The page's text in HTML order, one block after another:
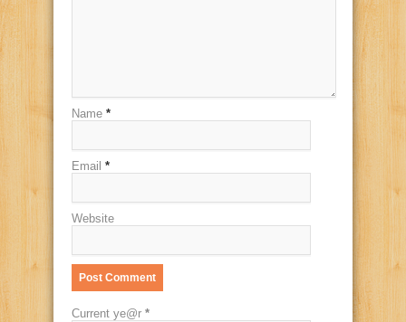
Name *
Email *
Website
Current ye@r *